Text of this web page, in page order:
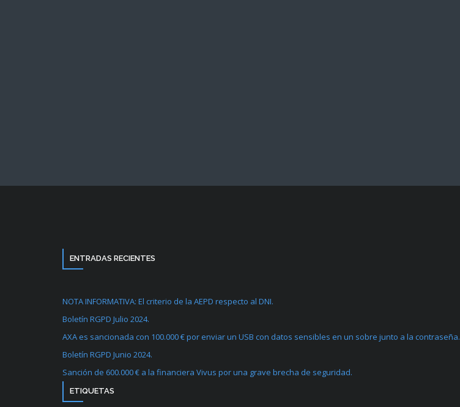
ENTRADAS RECIENTES
NOTA INFORMATIVA: El criterio de la AEPD respecto al DNI.
Boletín RGPD Julio 2024.
AXA es sancionada con 100.000 € por enviar un USB con datos sensibles en un sobre junto a la contraseña.
Boletín RGPD Junio 2024.
Sanción de 600.000 € a la financiera Vivus por una grave brecha de seguridad.
ETIQUETAS